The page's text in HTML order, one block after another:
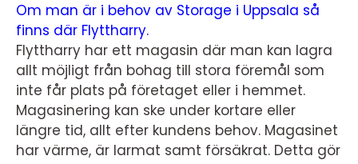
Om man är i behov av Storage i Uppsala så
finns där Flyttharry.
Flyttharry har ett magasin där man kan lagra
allt möjligt från bohag till stora föremål som
inte får plats på företaget eller i hemmet.
Magasinering kan ske under kortare eller
längre tid, allt efter kundens behov. Magasinet
har värme, är larmat samt försäkrat. Detta gör